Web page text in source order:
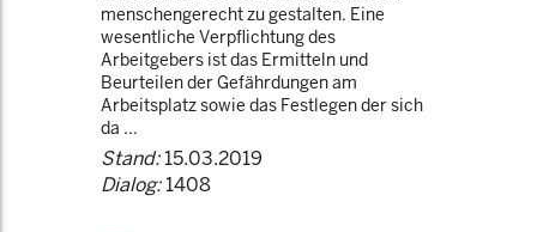
menschengerecht zu gestalten. Eine
wesentliche Verpflichtung des
Arbeitgebers ist das Ermitteln und
Beurteilen der Gefährdungen am
Arbeitsplatz sowie das Festlegen der sich
da ...
Stand:15.03.2019
Dialog:1408